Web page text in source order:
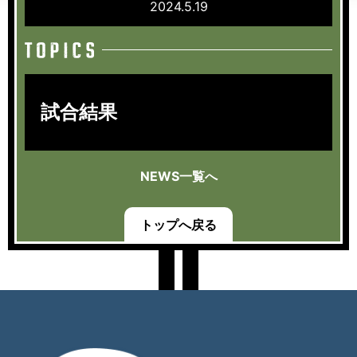
2024.5.19
試合結果
NEWS一覧へ
トップへ戻る